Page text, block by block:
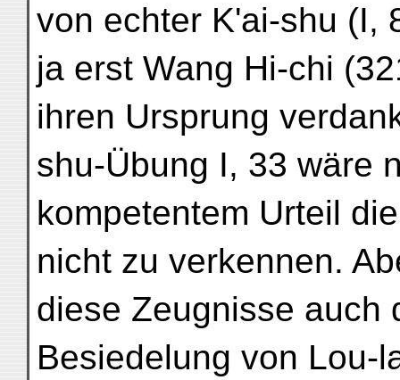
von echter K'ai-shu (I,
ja erst Wang Hi-chi
ihren Ursprung
shu-Übung I, 33 wäre
kompetentem Urteil
nicht zu verkennen.
diese Zeugnisse auch
Besiedelung von Lou-